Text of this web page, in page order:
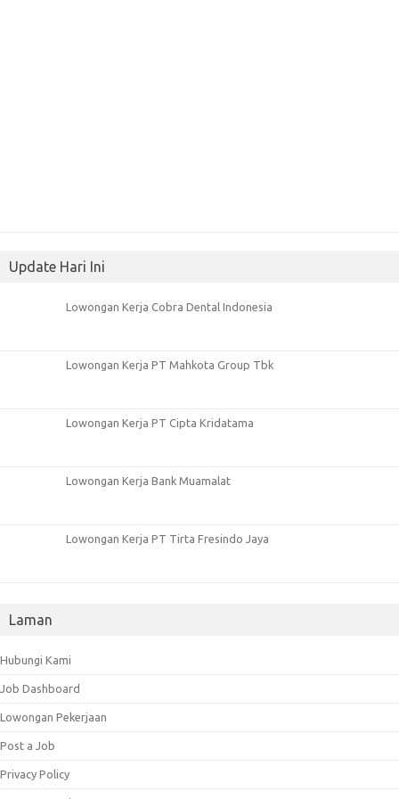
Update Hari Ini
Lowongan Kerja Cobra Dental Indonesia
Lowongan Kerja PT Mahkota Group Tbk
Lowongan Kerja PT Cipta Kridatama
Lowongan Kerja Bank Muamalat
Lowongan Kerja PT Tirta Fresindo Jaya
Laman
Hubungi Kami
Job Dashboard
Lowongan Pekerjaan
Post a Job
Privacy Policy